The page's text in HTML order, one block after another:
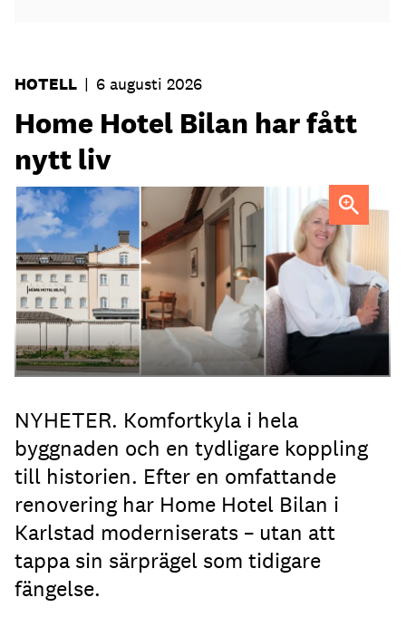
HOTELL | 6 augusti 2026
Home Hotel Bilan har fått
nytt liv
Anna Sundenhammar, General Manager på Home Hotel
Bilan.
NYHETER. Komfortkyla i hela
byggnaden och en tydligare koppling
till historien. Efter en omfattande
renovering har Home Hotel Bilan i
Karlstad moderniserats – utan att
tappa sin särprägel som tidigare
fängelse.